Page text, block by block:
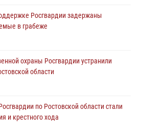
Росгвардии задержаны
в грабеже
охраны Росгвардии устранили
области
по Ростовской области стали
и крестного хода